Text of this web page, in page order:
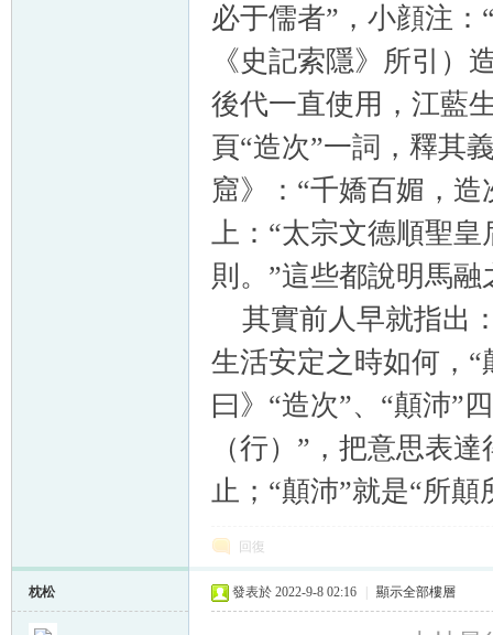
必于儒者”，小顔注
《史記索隱》所引）
後代一直使用，江藍
頁“造次”一詞，釋其
窟》：“千嬌百媚，
上：“太宗文德順聖
則。”這些都說明馬
其實前人早就指出
生活安定之時如何，
曰》“造次”、“顛沛”
（行）”，把意思表
止；“顛沛”就是“所
回復
枕松 發表於 2022-9-8 02:16 顯示全部樓層